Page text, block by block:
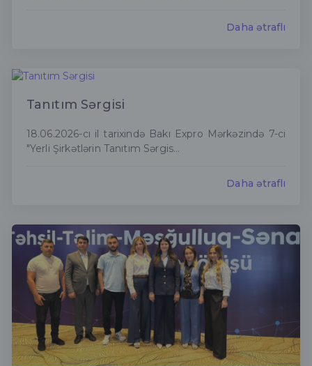
Daha ətraflı
Tanıtım Sərgisi
18.06.2026-cı il tarixində Bakı Expro Mərkəzində 7-ci
"Yerli Şirkətlərin Tanıtım Sərgis...
Daha ətraflı